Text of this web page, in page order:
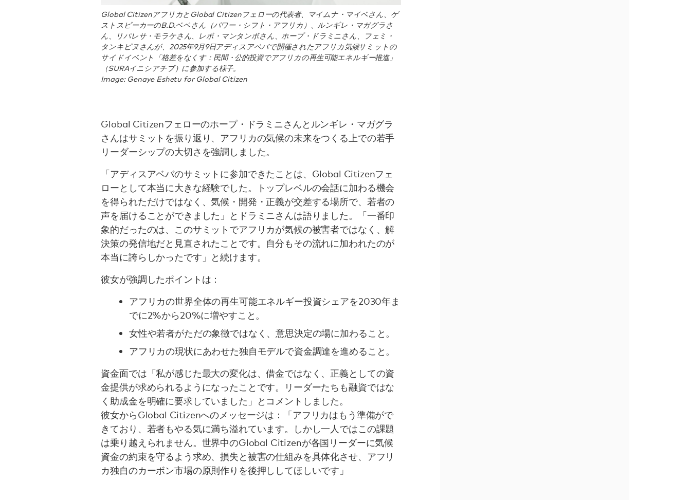
Global CitizenアフリカとGlobal Citizenフェローの代表者、マイムナ・マイベさん、ゲ
ストスピーカーのB.D.ベベさん（パワー・シフト・アフリカ）、ルンギレ・マガグラさ
ん、リパレサ・モラケさん、レボ・マンタンボさん、ホープ・ドラミニさん、フェミ・
タンキピヌさんが、2025年9月9日アディスアベバで開催されたアフリカ気候サミットの
サイドイベント「格差をなくす：民間・公的投資でアフリカの再生可能エネルギー推進」
（SURAイニシアチブ）に参加する様子。
Image: Genaye Eshetu for Global Citizen
Global Citizenフェローのホープ・ドラミニさんとルンギレ・マガグラ
さんはサミットを振り返り、アフリカの気候の未来をつくる上での若手
リーダーシップの大切さを強調しました。
「アディスアベバのサミットに参加できたことは、Global Citizenフェ
ローとして本当に大きな経験でした。トップレベルの会話に加わる機会
を得られただけではなく、気候・開発・正義が交差する場所で、若者の
声を届けることができました」とドラミニさんは語りました。「一番印
象的だったのは、このサミットでアフリカが気候の被害者ではなく、解
決策の発信地だと見直されたことです。自分もその流れに加われたのが
本当に誇らしかったです」と続けます。
彼女が強調したポイントは：
アフリカの世界全体の再生可能エネルギー投資シェアを2030年ま
でに2%から20%に増やすこと。
女性や若者がただの象徴ではなく、意思決定の場に加わること。
アフリカの現状にあわせた独自モデルで資金調達を進めること。
資金面では「私が感じた最大の変化は、借金ではなく、正義としての資
金提供が求められるようになったことです。リーダーたちも融資ではな
く助成金を明確に要求していました」とコメントしました。
彼女からGlobal Citizenへのメッセージは：「アフリカはもう準備がで
きており、若者もやる気に満ち溢れています。しかし一人ではこの課題
は乗り越えられません。世界中のGlobal Citizenが各国リーダーに気候
資金の約束を守るよう求め、損失と被害の仕組みを具体化させ、アフリ
カ独自のカーボン市場の原則作りを後押ししてほしいです」